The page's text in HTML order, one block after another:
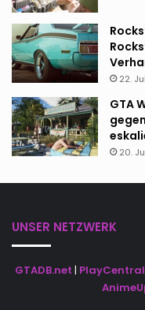
22.
GTA
20.
UNSER NETZWERK
GTADB.net |